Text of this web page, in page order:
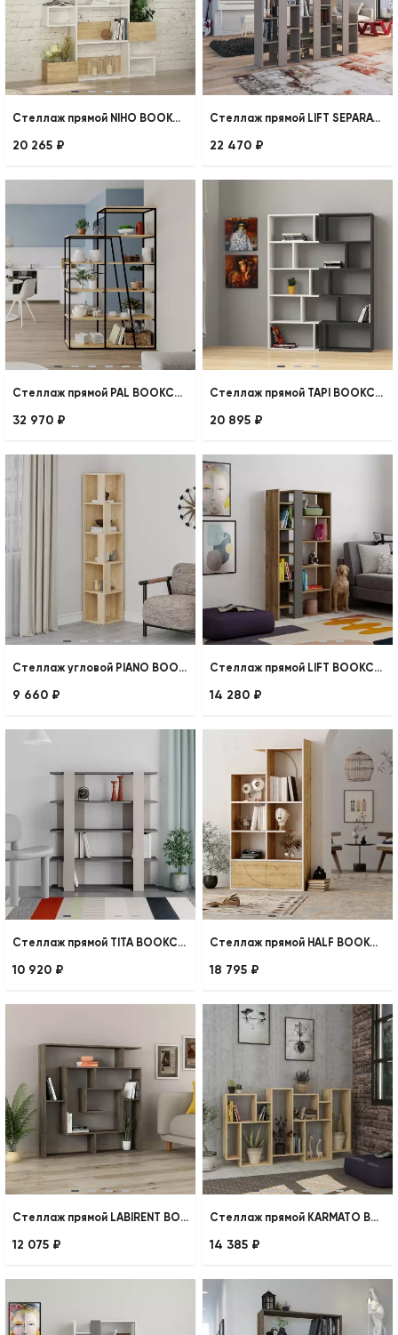
Стеллаж прямой NIHO BOOKCASE
20 265 ₽
Стеллаж прямой LIFT SEPARATOR BOOKCASE
22 470 ₽
Стеллаж прямой PAL BOOKCASE
32 970 ₽
Стеллаж прямой TAPI BOOKCASE SET OF 2
20 895 ₽
Стеллаж угловой PIANO BOOKCASE
9 660 ₽
Стеллаж прямой LIFT BOOKCASE
14 280 ₽
Стеллаж прямой TITA BOOKCASE
10 920 ₽
Стеллаж прямой HALF BOOKCASE
18 795 ₽
Стеллаж прямой LABIRENT BOOKCASE
12 075 ₽
Стеллаж прямой KARMATO BOOKCASE
14 385 ₽